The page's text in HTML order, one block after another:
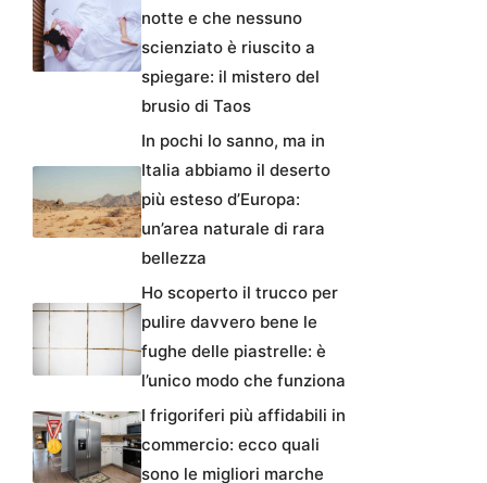
notte e che nessuno
scienziato è riuscito a
spiegare: il mistero del
brusio di Taos
In pochi lo sanno, ma in
Italia abbiamo il deserto
più esteso d’Europa:
un’area naturale di rara
bellezza
Ho scoperto il trucco per
pulire davvero bene le
fughe delle piastrelle: è
l’unico modo che funziona
I frigoriferi più affidabili in
commercio: ecco quali
sono le migliori marche